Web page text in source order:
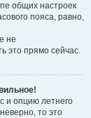
общих настроек
пояса, равно,
не
это прямо сейчас.
и опцию летнего
то это